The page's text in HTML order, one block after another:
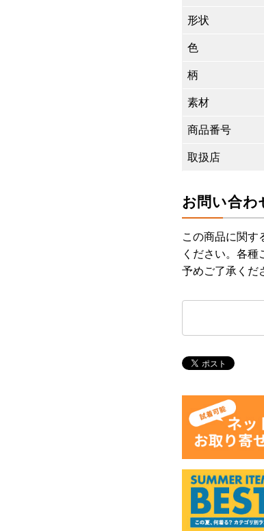
形状
色
柄
素材
商品番号
取扱店
お問い合わ
この商品に関す
ください。各
予めご了承くだ